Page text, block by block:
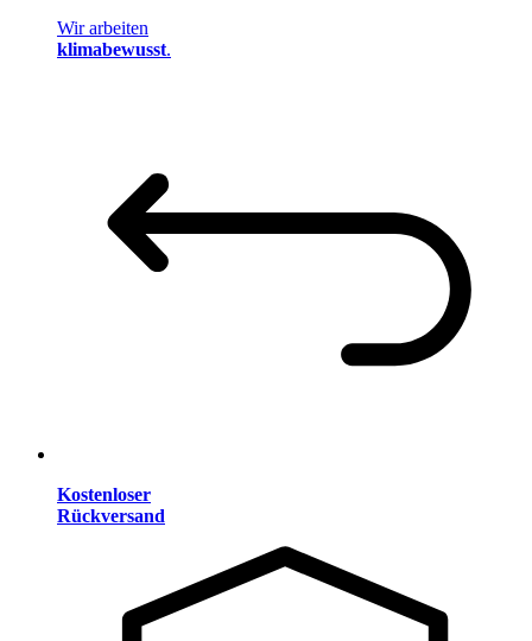
Wir arbeiten
klimabewusst.
Kostenloser
Rückversand